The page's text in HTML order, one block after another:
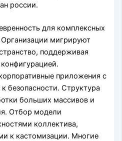
россии.
для комплексных
Организации мигрируют
поддерживая
приложения с
безопасности. Структура
больших массивов и
Отбор модели
коллектива,
к кастомизации. Многие